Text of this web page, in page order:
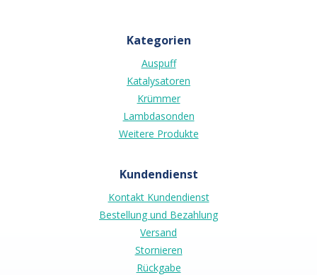
Kategorien
Auspuff
Katalysatoren
Krümmer
Lambdasonden
Weitere Produkte
Kundendienst
Kontakt Kundendienst
Bestellung und Bezahlung
Versand
Stornieren
Rückgabe